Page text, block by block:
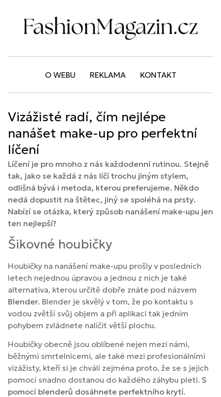
O WEBU REKLAMA KONTAKT
Vizážisté radí, čím nejlépe
nanášet make-up pro perfektní
líčení
Líčení je pro mnoho z nás každodenní rutinou. Stejně
tak, jako se každá z nás líčí trochu jiným stylem,
odlišná bývá i metoda, kterou preferujeme. Někdo
nedá dopustit na štětec, jiný se spoléhá na prsty.
Nabízí se otázka, který způsob nanášení make-upu jen
ten nejlepší?
Šikovné houbičky
Houbičky na nanášení make-upu prošly v posledních
letech nejednou úpravou a jednou z nich je také
alternativa, kterou určitě dobře znáte pod názvem
Blender. Blender je skvělý v tom, že po kontaktu s
vodou zvětší svůj objem a při aplikaci tak jedním
pohybem zvládnete nalíčit větší plochu.
Houbičky obecně jsou oblíbené nejen mezi námi,
běžnými smrtelnicemi, ale také mezi profesionálními
vizážisty, kteří si je chválí zejména proto, že se s jejich
pomocí snadno dostanou do každého záhybu pleti. S
pomocí blenderů dosáhnete perfektního krytí.